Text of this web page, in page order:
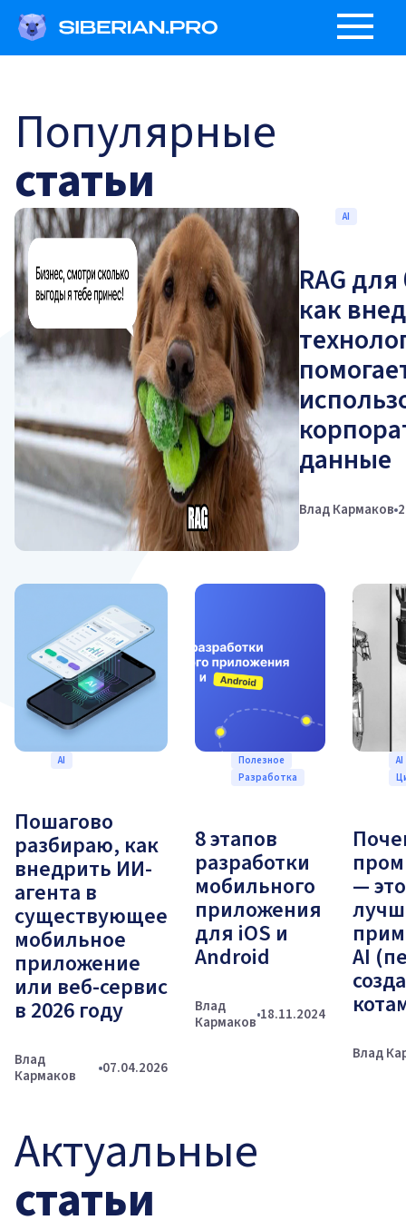
Популярные
статьи
AI
RAG
как
данные
Влад Кармаков
AI
Пошагово
разбираю, как
внедрить ИИ-
агента в
существующее
мобильное
приложение
или веб-сервис
в 2026 году
Влад
Кармаков
07.04.2026
Полезное
Разработка
8 этапов
разработки
мобильного
приложения
для iOS и
Android
Влад
Кармаков 18.11.2024
AI
—
AI
Влад
Актуальные
статьи